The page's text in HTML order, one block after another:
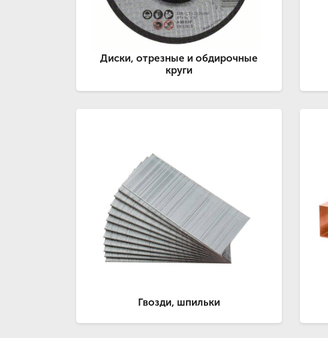
Диски, отрезные и обдирочные
круги
Гвозди, шпильки